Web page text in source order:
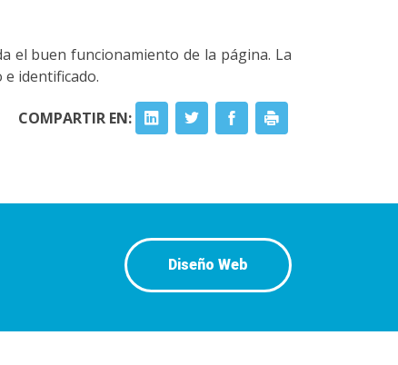
el buen funcionamiento de la página. La
identificado.
COMPARTIR EN:
Diseño Web